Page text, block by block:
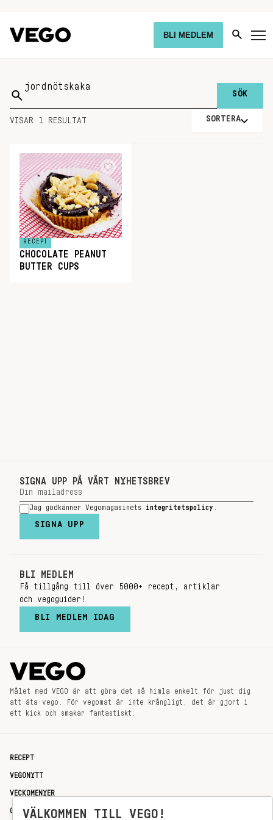
BLI MEDLEM
Sök
på:
VISAR 1 RESULTAT SORTERA
RECEPT
CHOCOLATE PEANUT
BUTTER CUPS
SIGNA UPP PÅ VÅRT NYHETSBREV
Jag godkänner Vegomagasinets integritetspolicy
SIGNA UPP
BLI MEDLEM
Få tillgång till över 5000+ recept, artiklar
och vegoguider!
BLI MEDLEM IDAG
Målet med VEGO är att göra det så himla enkelt för just dig
att äta vego. För vegomat är inte krångligt, det är gjort i
ett kick och smakar fantastiskt.
RECEPT
VEGONYTT
VECKOMENYER
OM OSSVÄLKOMMEN TILL VEGO!